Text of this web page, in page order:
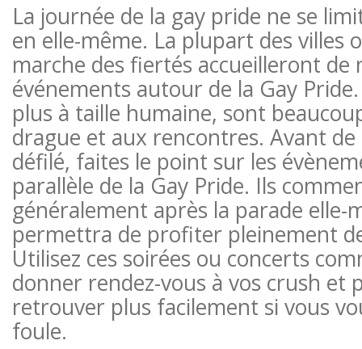
La journée de la gay pride ne se
en elle-même. La plupart des villes
marche des fiertés accueilleront de
événements autour de la Gay
plus à taille humaine, sont
drague et aux rencontres. Avant
défilé, faites le point sur les
parallèle de la Gay Pride. Ils
généralement après la parade elle-
permettra de profiter pleinement
Utilisez ces soirées ou concerts
donner rendez-vous à vos crush et
retrouver plus facilement si vous
foule.